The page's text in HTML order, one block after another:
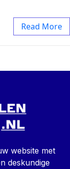
Read More
website met
deskundige